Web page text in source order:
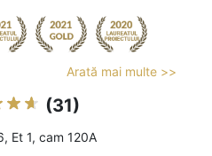
Arată mai multe >>
(31)
Et 1, cam 120A